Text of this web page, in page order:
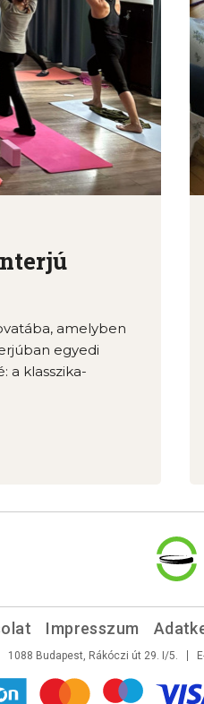
amelyben
egyedi
a klasszika-
Impresszum
1088 Budapest, Rákóczi út 29. I/5.